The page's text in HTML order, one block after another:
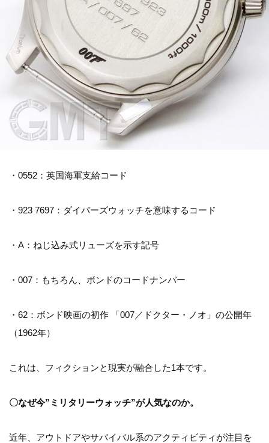
・0552：英国海軍支給コード
・923 7697：ダイバーズウォッチを意味するコード
・A：ねじ込み式リューズを示す記号
・007：もちろん、ボンドのコードナンバー
・62：ボンド映画の初作 「007／ドクター・ノオ」の公開年
（1962年）
これは、フィクションと現実が融合した1本です。
〇なぜ今”ミリタリーウォッチ”が人気なのか。
近年、アウトドアやサバイバル系のアクティビティが注目を